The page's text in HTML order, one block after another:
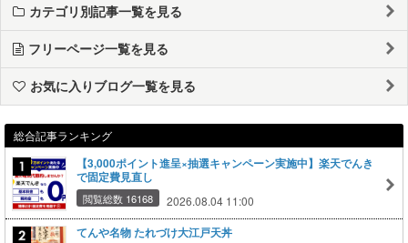
カテゴリ別記事一覧を見る
フリーページ一覧を見る
お気に入りブログ一覧を見る
総合記事ランキング
【3,000ポイント進呈×抽選キャンペーン実施中】楽天でんき
で固定費見直し
閲覧総数 16168 2026.08.04 11:00
てんや名物 たれづけ大江戸天丼